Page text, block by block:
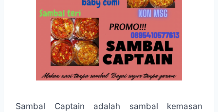
Sambal Captain adalah sambal kemasan